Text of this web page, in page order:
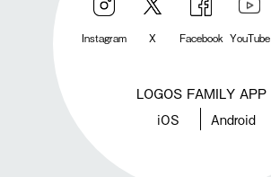
Instagram X Facebook YouTube
LOGOS FAMILY APP
iOS Android